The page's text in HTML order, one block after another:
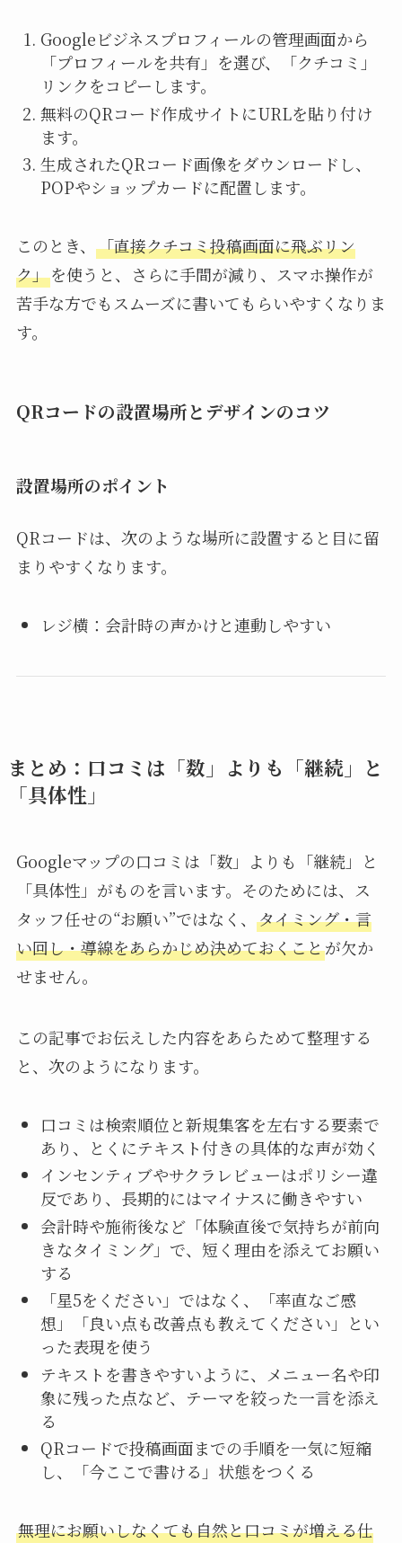
Googleビジネスプロフィールの管理画面から
「プロフィールを共有」を選び、「クチコミ」
リンクをコピーします。
無料のQRコード作成サイトにURLを貼り付け
ます。
生成されたQRコード画像をダウンロードし、
POPやショップカードに配置します。
このとき、 「直接クチコミ投稿画面に飛ぶリン
ク」を使うと、さらに手間が減り、スマホ操作が
苦手な方でもスムーズに書いてもらいやすくなりま
す。
QRコードの設置場所とデザインのコツ
設置場所のポイント
QRコードは、次のような場所に設置すると目に留
まりやすくなります。
レジ横：会計時の声かけと連動しやすい
まとめ：口コミは「数」よりも「継続」と
「具体性」
Googleマップの口コミは「数」よりも「継続」と
「具体性」がものを言います。そのためには、ス
タッフ任せの“お願い”ではなく、 タイミング・言
い回し・導線をあらかじめ決めておくことが欠か
せません。
この記事でお伝えした内容をあらためて整理する
と、次のようになります。
口コミは検索順位と新規集客を左右する要素で
あり、とくにテキスト付きの具体的な声が効く
インセンティブやサクラレビューはポリシー違
反であり、長期的にはマイナスに働きやすい
会計時や施術後など「体験直後で気持ちが前向
きなタイミング」で、短く理由を添えてお願い
する
「星5をください」ではなく、「率直なご感
想」「良い点も改善点も教えてください」とい
った表現を使う
テキストを書きやすいように、メニュー名や印
象に残った点など、テーマを絞った一言を添え
る
QRコードで投稿画面までの手順を一気に短縮
し、「今ここで書ける」状態をつくる
無理にお願いしなくても自然と口コミが増える仕